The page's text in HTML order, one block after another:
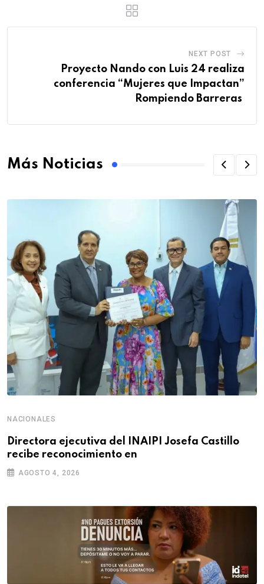
NEXT POST
Proyecto Nando con Luis 24 realiza
conferencia “Mujeres que Impactan”
Rompiendo Barreras
Más Noticias
NACIONALES
Directora ejecutiva del INAIPI Josefa Castillo
recibe reconocimiento en
AGOSTO 4, 2026